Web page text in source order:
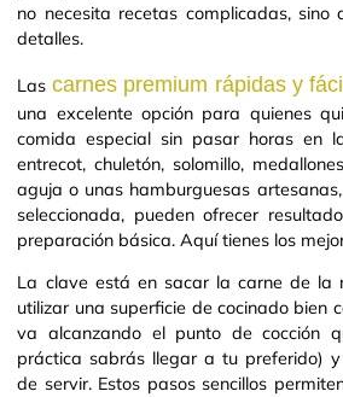
no necesita recetas complicadas, sino
detalles.
Las carnes premium rápidas y
una excelente opción para quienes
comida especial sin pasar horas en
entrecot, chuletón, solomillo,
aguja o unas hamburguesas
seleccionada, pueden ofrecer
preparación básica. Aquí tienes los
La clave está en sacar la carne de la
utilizar una superficie de cocinado bien
va alcanzando el punto de cocción
práctica sabrás llegar a tu preferido)
de servir. Estos pasos sencillos